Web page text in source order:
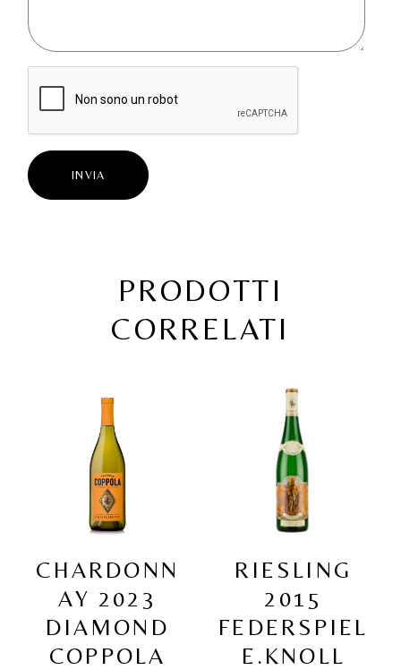
INVIA
PRODOTTI
CORRELATI
CHARDONN
AY 2023
DIAMOND
COPPOLA
RIESLING
2015
FEDERSPIEL
E.KNOLL